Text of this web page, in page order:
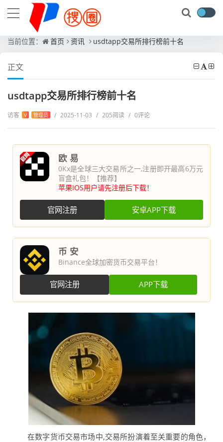
当前位置： 首页 资讯 usdtapp交易所排行榜前十名
正文
usdtapp交易所排行榜前十名
访客 V 管理员 / 2025-11-03 / 205阅读 / 0评论
欧 易
0Kx是全球三大交易所之一,注册即开最高6万元
盲盒礼包！【推荐】
苹果IOS用户请先注册后下载！
官网注册 安卓APP下载
币 安
Binance全球加密货币交易平台！
官网注册 APP下载
在数字货币交易市场中,交易所扮演着至关重要的角色，